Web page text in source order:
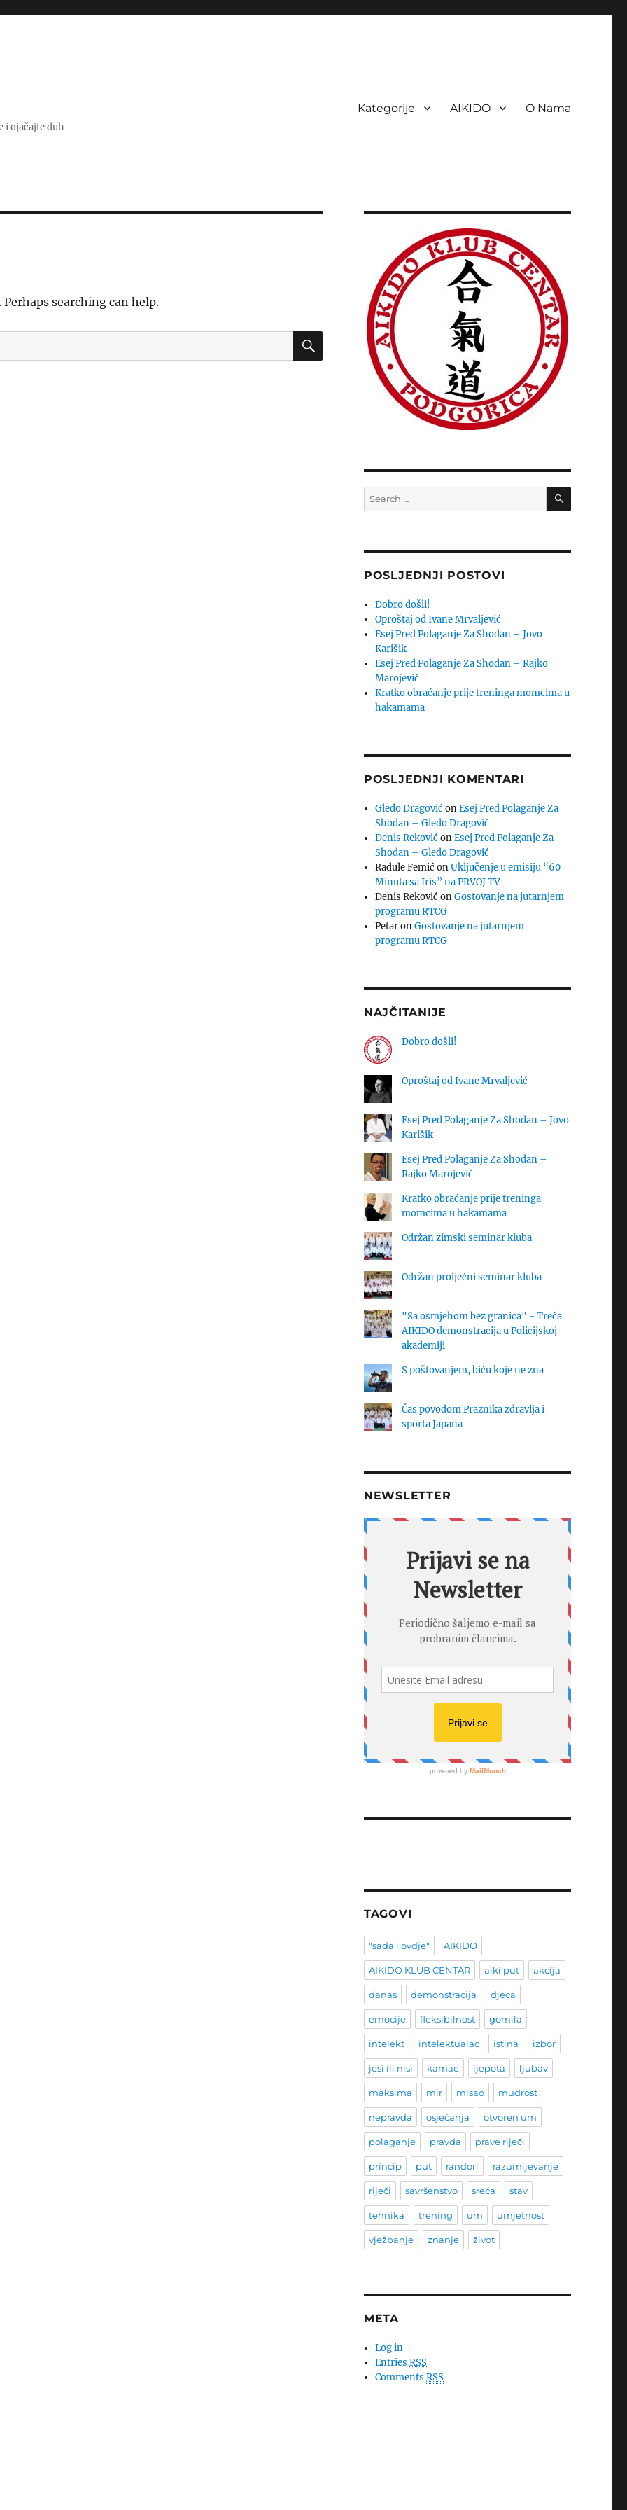
i ojačajte duh
Kategorije AIKIDO O Nama
searching can help.
SEARCH
Search
for:
SEARCH
POSLJEDNJI POSTOVI
Dobro došli!
Oproštaj od Ivane Mrvaljević
Esej Pred Polaganje Za Shodan – Jovo
Karišik
Esej Pred Polaganje Za Shodan – Rajko
Marojević
Kratko obraćanje prije treninga momcima u
hakamama
POSLJEDNJI KOMENTARI
Gledo Dragović onEsej Pred Polaganje Za
Shodan – Gledo Dragović
Denis Reković onEsej Pred Polaganje Za
Shodan – Gledo Dragović
Radule Femić onUključenje u emisiju “60
Minuta sa Iris” na PRVOJ TV
Denis Reković onGostovanje na jutarnjem
programu RTCG
PetaronGostovanje na jutarnjem
programu RTCG
NAJČITANIJE
Dobro došli!
Oproštaj od Ivane Mrvaljević
Esej Pred Polaganje Za Shodan – Jovo
Karišik
Esej Pred Polaganje Za Shodan –
Rajko Marojević
Kratko obraćanje prije treninga
momcima u hakamama
Održan zimski seminar kluba
Održan proljećni seminar kluba
"Sa osmjehom bez granica" - Treća
AIKIDO demonstracija u Policijskoj
akademiji
S poštovanjem, biću koje ne zna
Čas povodom Praznika zdravlja i
sporta Japana
NEWSLETTER
TAGOVI
"sada i ovdje" AIKIDO
AIKIDO KLUB CENTAR aiki put akcija
danas demonstracija djeca
emocije fleksibilnost gomila
intelekt intelektualac istina izbor
jesi ili nisi kamae ljepota ljubav
maksima mir misao mudrost
nepravda osjećanja otvoren um
polaganje pravda prave riječi
princip put randori razumijevanje
riječi savršenstvo sreća stav
tehnika trening um umjetnost
vježbanje znanje život
META
Log in
EntriesRSS
CommentsRSS